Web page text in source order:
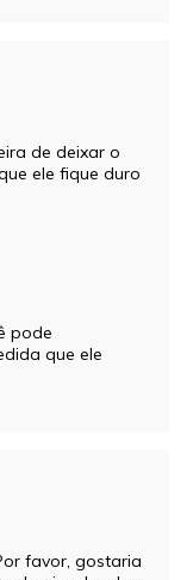
de deixar o
ele fique duro
pode
que ele
favor, gostaria